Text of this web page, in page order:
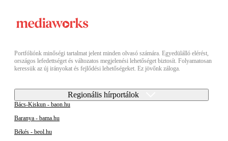
Portfóliónk minőségi tartalmat jelent minden olvasó számára. Egyedülálló elérést,
országos lefedettséget és változatos megjelenési lehetőséget biztosít. Folyamatosan
keressük az új irányokat és fejlődési lehetőségeket. Ez jövőnk záloga.
Regionális hírportálok
Bács-Kiskun - baon.hu
Baranya - bama.hu
Békés - beol.hu